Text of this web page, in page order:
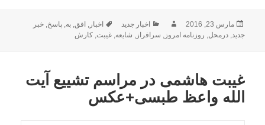
ارسال
شده
مارس 23, 2016 نویسندهدسته‌ها
اخبار جدید برچسب‌ها
اخبار, افق,به,پاسخ,خبر
جدید,درمحل, روزنامه امروز, سرافراز, شایعه,غیبت,کارش
غیبت هاشمی در مراسم تشییع آیت
الله واعظ طبسی+عکس